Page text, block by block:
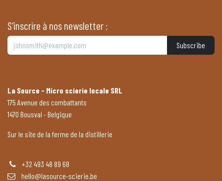
S'inscrire à nos newsletter :
Subscribe
La Source - Micro scierie locale SRL
175 Avenue des combattants
1470 Bousval - Belgique
Sur le site de la ferme de la distillerie
+32 493 48 89 68
hello@lasource-scierie.be